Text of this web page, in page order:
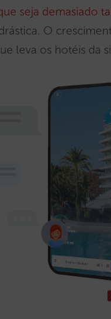
seja demasiado
O
leva os hotéis da